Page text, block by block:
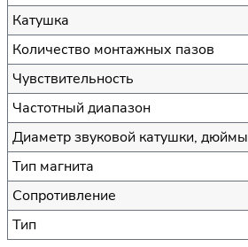
Катушка
Количество монтажных пазов
Чувствительность
Частотный диапазон
Диаметр звуковой катушки, дюймы
Тип магнита
Сопротивление
Тип